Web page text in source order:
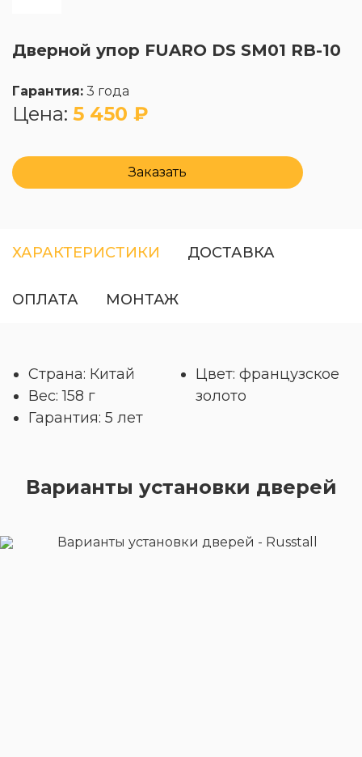
Дверной упор FUARO DS SM01 RB-10
Гарантия: 3 года
Цена: 5 450 ₽
Заказать
ХАРАКТЕРИСТИКИ ДОСТАВКА
ОПЛАТА МОНТАЖ
Страна: Китай
Вес: 158 г
Гарантия: 5 лет
Цвет: французское
золото
Варианты установки дверей